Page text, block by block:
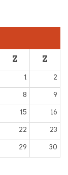
Z Z
1 2
8 9
15 16
22 23
29 30